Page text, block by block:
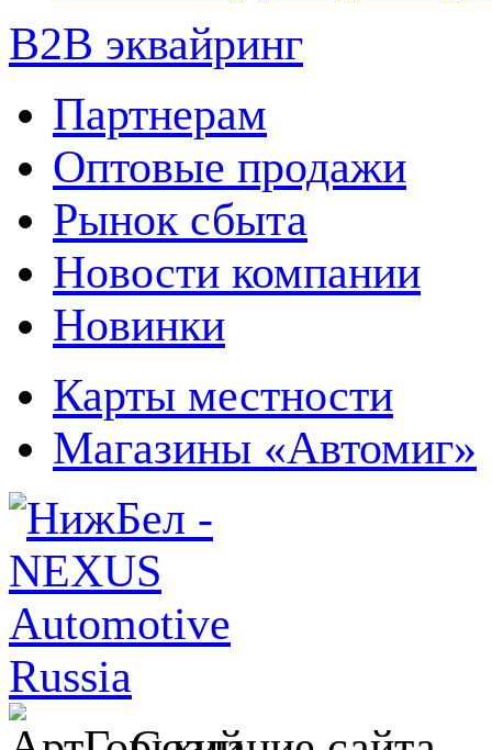
B2B эквайринг
Партнерам
Оптовые продажи
Рынок сбыта
Новости компании
Новинки
Карты местности
Магазины «Автомиг»